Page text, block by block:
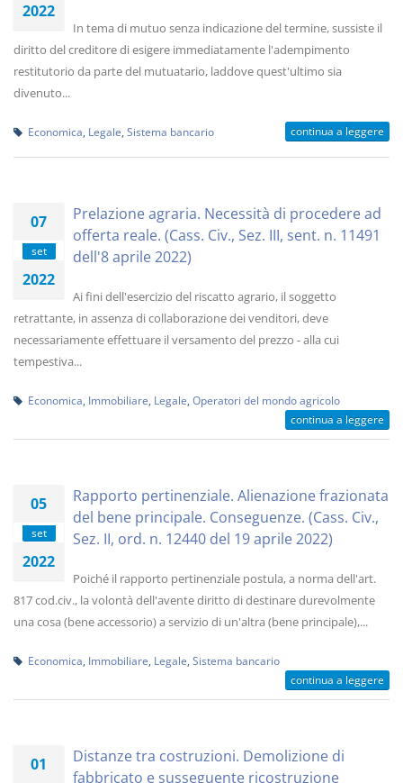
2022
In tema di mutuo senza indicazione del termine, sussiste il
diritto del creditore di esigere immediatamente l'adempimento
restitutorio da parte del mutuatario, laddove quest'ultimo sia
divenuto...
Economica Legale Sistema bancario continua a leggere
07
set
2022
Prelazione agraria. Necessità di procedere ad
offerta reale. (Cass. Civ., Sez. III, sent. n. 11491
dell'8 aprile 2022)
Ai fini dell'esercizio del riscatto agrario, il soggetto
retrattante, in assenza di collaborazione dei venditori, deve
necessariamente effettuare il versamento del prezzo - alla cui
tempestiva...
Economica Immobiliare Legale Operatori del mondo agricolo
continua a leggere
05
set
2022
Rapporto pertinenziale. Alienazione frazionata
del bene principale. Conseguenze. (Cass. Civ.,
Sez. II, ord. n. 12440 del 19 aprile 2022)
Poiché il rapporto pertinenziale postula, a norma dell'art.
817 cod.civ., la volontà dell'avente diritto di destinare durevolmente
una cosa (bene accessorio) a servizio di un'altra (bene principale),...
Economica Immobiliare Legale Sistema bancario
continua a leggere
01
Distanze tra costruzioni. Demolizione di
fabbricato e susseguente ricostruzione